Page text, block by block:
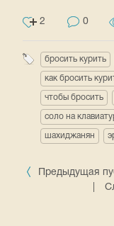
2 0
бросить курить
как бросить
чтобы бросить
соло на
шахиджанян
Предыдущая